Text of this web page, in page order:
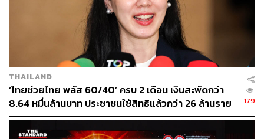
ธนภัทร ฉัตรเสถียร ผู้อำนวยการ ฝ่ายวิเคราะห์หลักทรัพย์
บล.ทรีนีตี้ มองว่า งบกลุ่มแบงก์ออกมาต่ำกว่าคาดในระดับ
หนึ่ง แต่เกิดจากเพียงบางแบงก์ที่ตั้งสำรองสูงเป็นพิเศษใน
“สิ่งที่ต้องโฟกัสคือปี 2566 กำไรน่าจะดีขึ้น หลังจากตั้งสำรอง
ลดลง โดยสำรองที่สูงในไตรมาส 4 มาจากสองส่วนคือ ความ
เสี่ยงเศรษฐกิจโลก และ NPL ที่เพิ่มขึ้น ซึ่งน่าจะเป็นจุดแย่สุด
ไปแล้ว”
THAILAND
‘ไทยช่วยไทย พลัส 60/40’ ครบ 2 เดือน เงินสะพัดกว่า
8.64 หมื่นล้านบาท ประชาชนใช้สิทธิแล้วกว่า 26 ล้านราย
ร้านค้าเข้าร่วมทะลุ 1.19 ล้านร้าน
179